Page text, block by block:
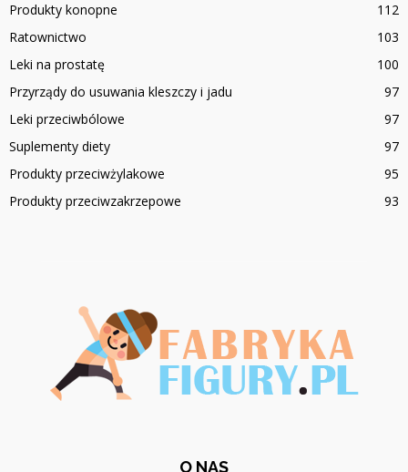
Produkty konopne
112
Ratownictwo
103
Leki na prostatę
100
Przyrządy do usuwania kleszczy i jadu
97
Leki przeciwbólowe
97
Suplementy diety
97
Produkty przeciwżylakowe
95
Produkty przeciwzakrzepowe
93
O NAS